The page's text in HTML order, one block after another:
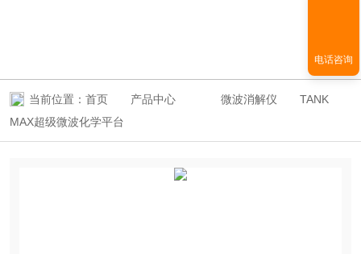
当前位置： 首页 产品中心 微波消解仪
TANK
MAX超级微波化学平台
电话咨询